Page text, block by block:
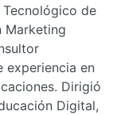
de
Marketing
experiencia en
Dirigió
Digital,